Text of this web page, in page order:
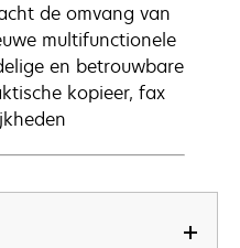
de omvang van
multifunctionele
en betrouwbare
kopieer, fax